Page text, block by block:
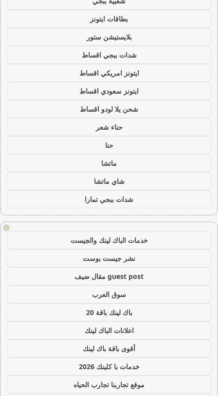
بطاقات ايتونز
بلايستيشن ستور
شدات ببجي اقساط
ايتونز امريكي اقساط
ايتونز سعودي اقساط
شحن يلا لودو اقساط
حناء شعر
حنا
ماتشا
شاي ماتشا
شدات ببجي تمارا
!
خدمات الباك لينك والجيست
نشر جيست بوست
guest post مقال ضيف
سوق العرب
باك لينك باقة 20
اعلانات الباك لينك
أقوى باقة باك لينك
خدمات با كلينك 2026
موقع تجاربنا تجارب الحياه